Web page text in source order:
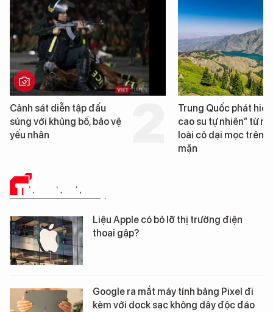
diễn tập đấu
khủng bố, bảo vệ
Trung Quốc phát hiện “mỏ
cao su tự nhiên” từ một
loài cỏ dại mọc trên đất
TIN CÔNG NGHỆ
Liệu Apple có bỏ lỡ thị trường điện
thoại gập?
Google ra mắt máy tính bảng Pixel đi
kèm với dock sạc không dây độc đáo